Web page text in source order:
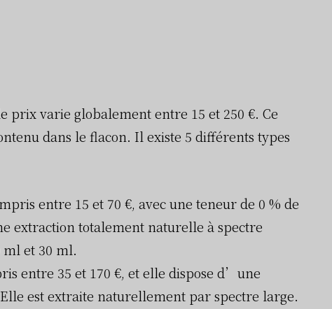
prix varie globalement entre 15 et 250 €. Ce
dans le flacon. Il existe 5 différents types
entre 15 et 70 €, avec une teneur de 0 % de
extraction totalement naturelle à spectre
et 30 ml.
entre 35 et 170 €, et elle dispose d’une
est extraite naturellement par spectre large.